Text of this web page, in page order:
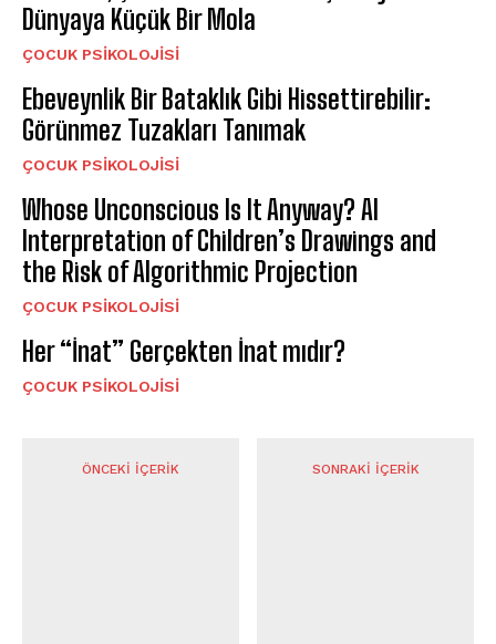
Dünyaya Küçük Bir Mola
ÇOCUK PSIKOLOJISI
Ebeveynlik Bir Bataklık Gibi Hissettirebilir:
Görünmez Tuzakları Tanımak
ÇOCUK PSIKOLOJISI
Whose Unconscious Is It Anyway? AI
Interpretation of Children’s Drawings and
the Risk of Algorithmic Projection
ÇOCUK PSIKOLOJISI
Her “İnat” Gerçekten İnat mıdır?
ÇOCUK PSIKOLOJISI
ÖNCEKI İÇERIK SONRAKI İÇERIK